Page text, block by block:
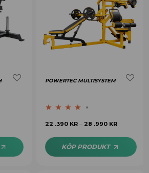
POWERTEC MULTISYSTEM
Betygsatt
22 .390 KR – 28 .990 KR
KÖP PRODUKT